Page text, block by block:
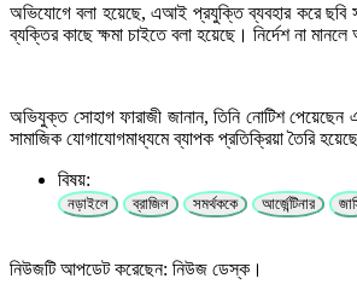
অভিযোগে বলা হয়েছে, এআই প্রযুক্তি ব্যবহার করে ছবি
ব্যক্তির কাছে ক্ষমা চাইতে বলা হয়েছে। নির্দেশ না
অভিযুক্ত সোহাগ ফারাজী জানান, তিনি নোটিশ পেয়েছেন
সামাজিক যোগাযোগমাধ্যমে ব্যাপক প্রতিক্রিয়া তৈরি
বিষয়:
নড়াইলে ব্রাজিল সমর্থককে আর্জেন্টিনার
নিউজটি আপডেট করেছেন: নিউজ ডেস্ক।